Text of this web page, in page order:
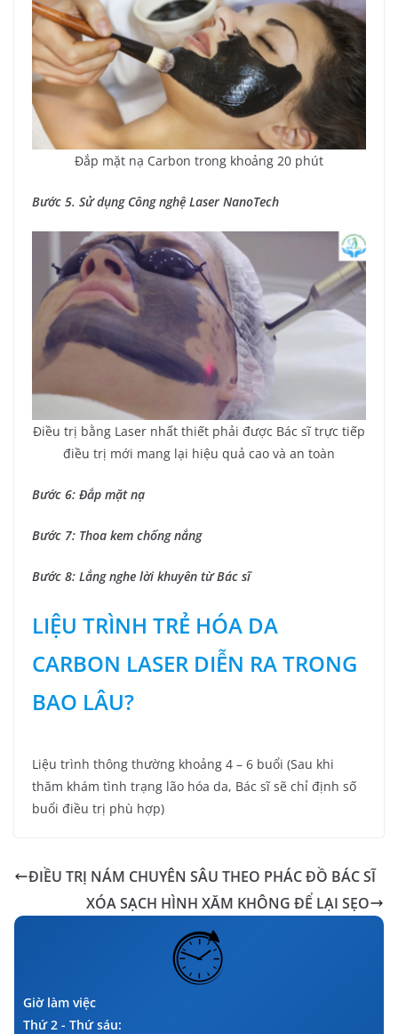
Đắp mặt nạ Carbon trong khoảng 20 phút
Bước 5. Sử dụng Công nghệ Laser NanoTech
Điều trị bằng Laser nhất thiết phải được Bác sĩ trực tiếp
điều trị mới mang lại hiệu quả cao và an toàn
Bước 6: Đắp mặt nạ
Bước 7: Thoa kem chống nắng
Bước 8: Lắng nghe lời khuyên từ Bác sĩ
LIỆU TRÌNH TRẺ HÓA DA
CARBON LASER DIỄN RA TRONG
BAO LÂU?
Liệu trình thông thường khoảng 4 – 6 buổi (Sau khi
thăm khám tình trạng lão hóa da, Bác sĩ sẽ chỉ định số
buổi điều trị phù hợp)
ĐIỀU TRỊ NÁM CHUYÊN SÂU THEO PHÁC ĐỒ BÁC SĨ
XÓA SẠCH HÌNH XĂM KHÔNG ĐỂ LẠI SẸO
Giờ làm việc
Thứ 2 - Thứ sáu: